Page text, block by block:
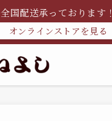
全国配送承っております！
オンラインストアを見る